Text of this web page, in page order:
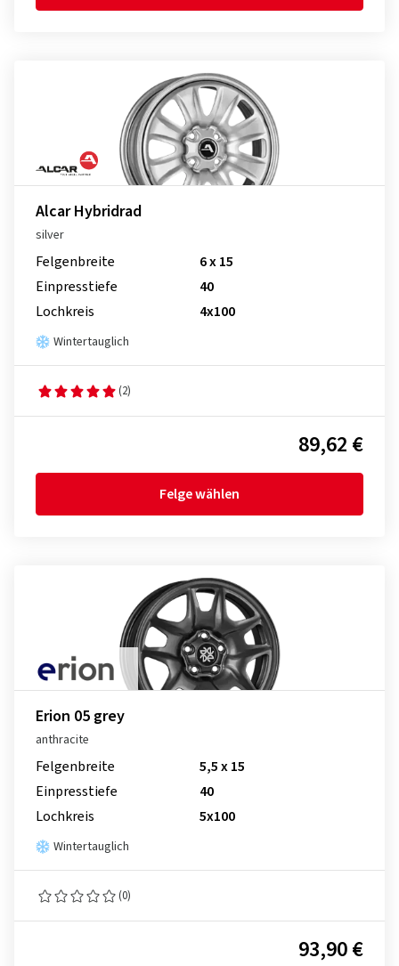
Alcar Hybridrad
silver
Felgenbreite
6 x 15
Einpresstiefe
40
Lochkreis
4x100
Wintertauglich
(2)
89,62 €
Felge wählen
Erion 05 grey
anthracite
Felgenbreite
5,5 x 15
Einpresstiefe
40
Lochkreis
5x100
Wintertauglich
(0)
93,90 €